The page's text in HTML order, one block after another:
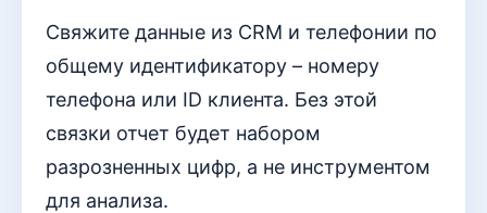
Свяжите данные из CRM и телефонии по
общему идентификатору – номеру
телефона или ID клиента. Без этой
связки отчет будет набором
разрозненных цифр, а не инструментом
для анализа.